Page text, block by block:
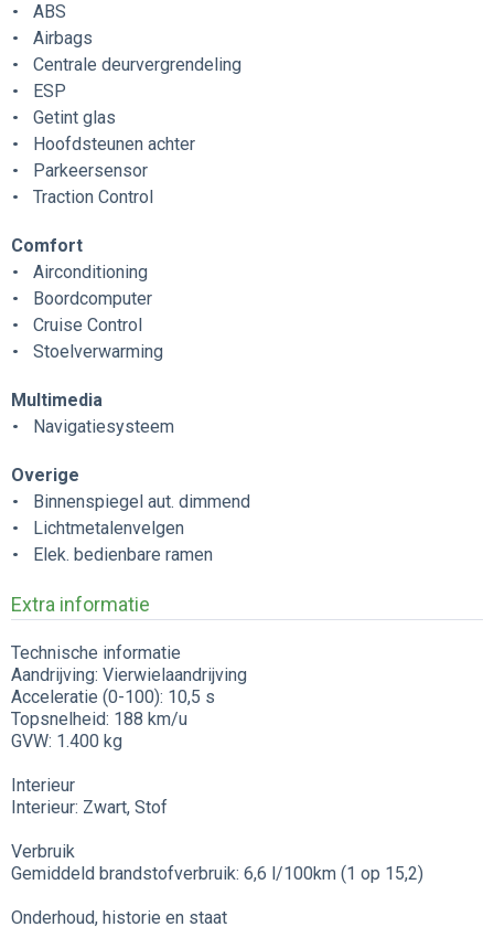
ABS
Airbags
Centrale deurvergrendeling
ESP
Getint glas
Hoofdsteunen achter
Parkeersensor
Traction Control
Comfort
Airconditioning
Boordcomputer
Cruise Control
Stoelverwarming
Multimedia
Navigatiesysteem
Overige
Binnenspiegel aut. dimmend
Lichtmetalenvelgen
Elek. bedienbare ramen
Extra informatie
Technische informatie
Aandrijving: Vierwielaandrijving
Acceleratie (0-100): 10,5 s
Topsnelheid: 188 km/u
GVW: 1.400 kg
Interieur
Interieur: Zwart, Stof
Verbruik
Gemiddeld brandstofverbruik: 6,6 l/100km (1 op 15,2)
Onderhoud, historie en staat